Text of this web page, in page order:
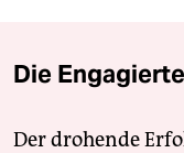
Die
Der drohende